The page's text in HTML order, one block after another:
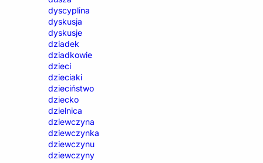
dyscyplina
dyskusja
dyskusje
dziadek
dziadkowie
dzieci
dzieciaki
dzieciństwo
dziecko
dzielnica
dziewczyna
dziewczynka
dziewczynu
dziewczyny